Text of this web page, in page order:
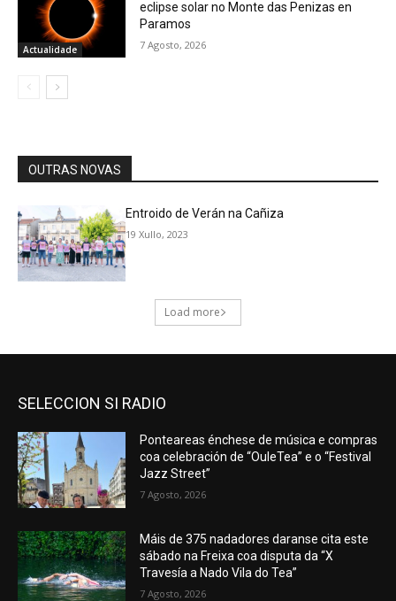
SELECCION SI RADIO
Ponteareas énchese de música e compras
coa celebración de “OuleTea” e o “Festival
Jazz Street”
7 Agosto, 2026
Máis de 375 nadadores daranse cita este
sábado na Freixa coa disputa da “X
Travesía a Nado Vila do Tea”
7 Agosto, 2026